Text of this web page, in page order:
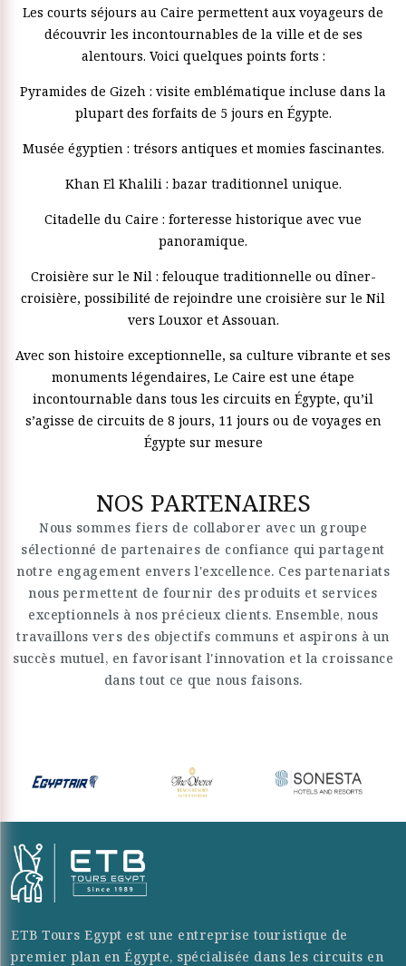
Les courts séjours au Caire permettent aux voyageurs de
découvrir les incontournables de la ville et de ses
alentours. Voici quelques points forts :
Pyramides de Gizeh : visite emblématique incluse dans la
plupart des forfaits de 5 jours en Égypte.
Musée égyptien : trésors antiques et momies fascinantes.
Khan El Khalili : bazar traditionnel unique.
Citadelle du Caire : forteresse historique avec vue
panoramique.
Croisière sur le Nil : felouque traditionnelle ou dîner-
croisière, possibilité de rejoindre une croisière sur le Nil
vers Louxor et Assouan.
Avec son histoire exceptionnelle, sa culture vibrante et ses
monuments légendaires, Le Caire est une étape
incontournable dans tous les circuits en Égypte, qu’il
s’agisse de circuits de 8 jours, 11 jours ou de voyages en
Égypte sur mesure
NOS PARTENAIRES
Nous sommes fiers de collaborer avec un groupe
sélectionné de partenaires de confiance qui partagent
notre engagement envers l'excellence. Ces partenariats
nous permettent de fournir des produits et services
exceptionnels à nos précieux clients. Ensemble, nous
travaillons vers des objectifs communs et aspirons à un
succès mutuel, en favorisant l'innovation et la croissance
dans tout ce que nous faisons.
ETB Tours Egypt est une entreprise touristique de
premier plan en Égypte, spécialisée dans les circuits en